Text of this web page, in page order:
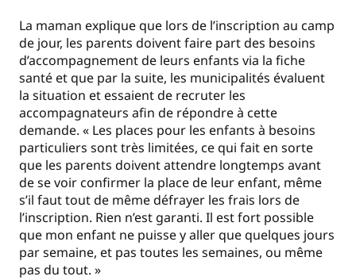
La maman explique que lors de l’inscription au camp
de jour, les parents doivent faire part des besoins
d’accompagnement de leurs enfants via la fiche
santé et que par la suite, les municipalités évaluent
la situation et essaient de recruter les
accompagnateurs afin de répondre à cette
demande. « Les places pour les enfants à besoins
particuliers sont très limitées, ce qui fait en sorte
que les parents doivent attendre longtemps avant
de se voir confirmer la place de leur enfant, même
s’il faut tout de même défrayer les frais lors de
l’inscription. Rien n’est garanti. Il est fort possible
que mon enfant ne puisse y aller que quelques jours
par semaine, et pas toutes les semaines, ou même
pas du tout. »